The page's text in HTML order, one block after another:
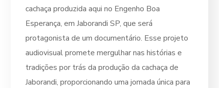
cachaça produzida aqui no Engenho Boa
Esperança, em Jaborandi SP, que será
protagonista de um documentário. Esse projeto
audiovisual promete mergulhar nas histórias e
tradições por trás da produção da cachaça de
Jaborandi, proporcionando uma jornada única para